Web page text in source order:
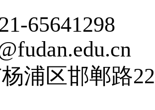
65641298
杨浦区邯郸路